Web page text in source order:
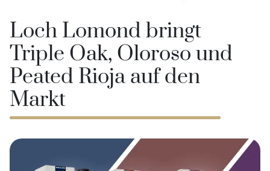
Loch Lomond bringt
Triple Oak, Oloroso und
Peated Rioja auf den
Markt